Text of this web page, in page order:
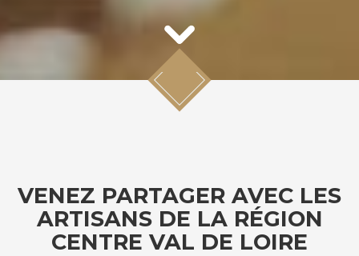
VENEZ PARTAGER AVEC LES
ARTISANS DE LA RÉGION
CENTRE VAL DE LOIRE